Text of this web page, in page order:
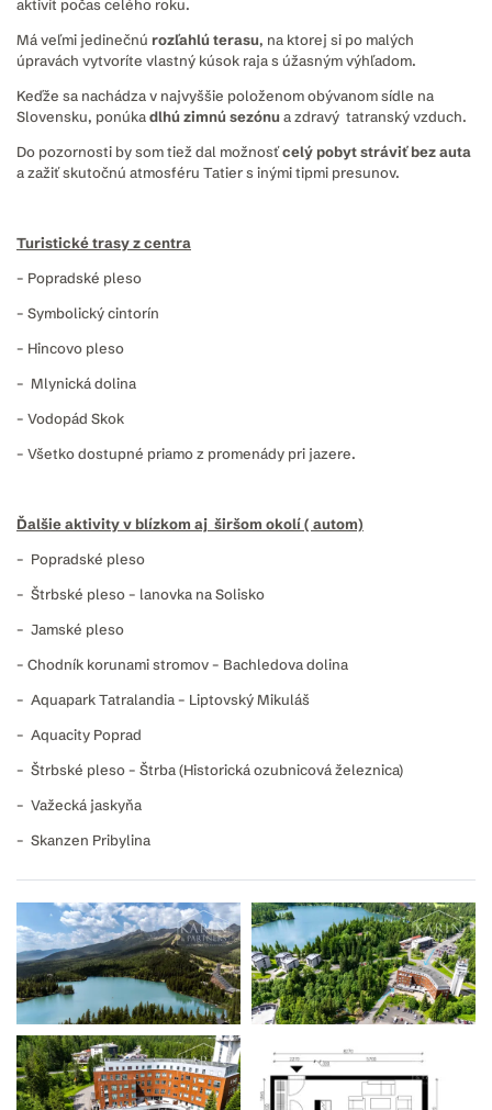
aktivít počas celého roku.
Má veľmi jedinečnú rozľahlú terasu, na ktorej si po malých
úpravách vytvoríte vlastný kúsok raja s úžasným výhľadom.
Keďže sa nachádza v najvyššie položenom obývanom sídle na
Slovensku, ponúkadlhú zimnú sezónu a zdravý tatranský vzduch.
Do pozornosti by som tiež dal možnosťcelý pobyt stráviť bez auta
a zažiť skutočnú atmosféru Tatier s inými tipmi presunov.
Turistické trasy z centra
– Popradské pleso
– Symbolický cintorín
– Hincovo pleso
– Mlynická dolina
– Vodopád Skok
– Všetko dostupné priamo z promenády pri jazere.
Ďalšie aktivity v blízkom aj širšom okolí ( autom)
– Popradské pleso
– Štrbské pleso – lanovka na Solisko
– Jamské pleso
– Chodník korunami stromov – Bachledova dolina
– Aquapark Tatralandia – Liptovský Mikuláš
– Aquacity Poprad
– Štrbské pleso – Štrba (Historická ozubnicová železnica)
– Važecká jaskyňa
– Skanzen Pribylina